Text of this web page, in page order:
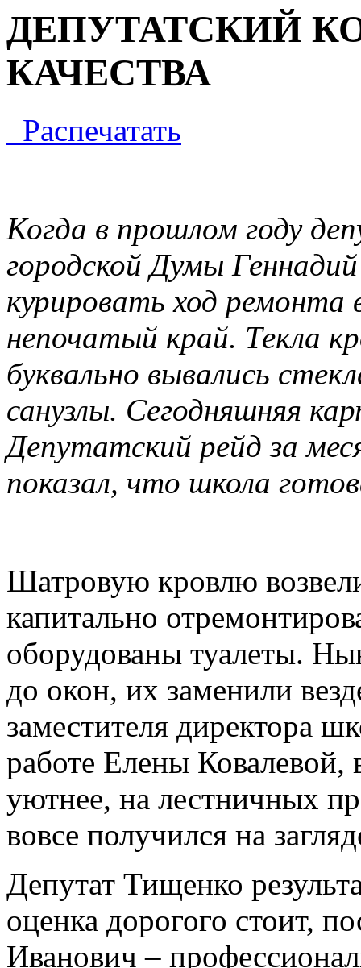
ДЕПУТАТСКИЙ
КАЧЕСТВА
Распечатать
Когда в прошлом году
городской Думы
курировать ход
непочатый край. Текла
буквально вывались
санузлы. Сегодняшняя
Депутатский рейд за
показал, что школа
Шатровую кровлю
капитально
оборудованы туалеты.
до окон, их заменили
заместителя директора
работе Елены Ковалевой,
уютнее, на лестничных
вовсе получился на
Депутат Тищенко
оценка дорогого стоит,
Иванович –